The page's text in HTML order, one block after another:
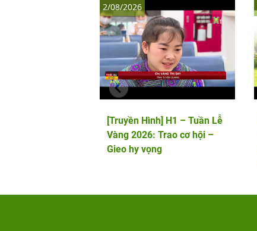
[Truyền Hình] H1 – Tuần Lễ
Vàng 2026: Trao cơ hội –
Gieo hy vọng
2/08/2026